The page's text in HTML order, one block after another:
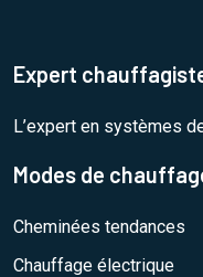
Expert
L’expert en systèmes
Modes de
Cheminées tendances
Chauffage électrique